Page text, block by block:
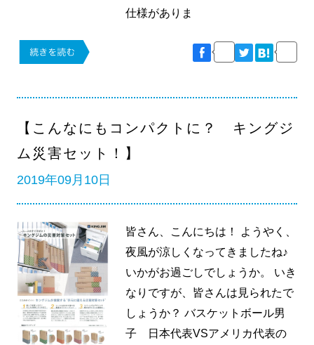
仕様がありま
【こんなにもコンパクトに？ キングジ
ム災害セット！】
2019年09月10日
皆さん、こんにちは！ ようやく、
夜風が涼しくなってきましたね♪
いかがお過ごしでしょうか。 いき
なりですが、皆さんは見られたで
しょうか？ バスケットボール男
子 日本代表VSアメリカ代表の